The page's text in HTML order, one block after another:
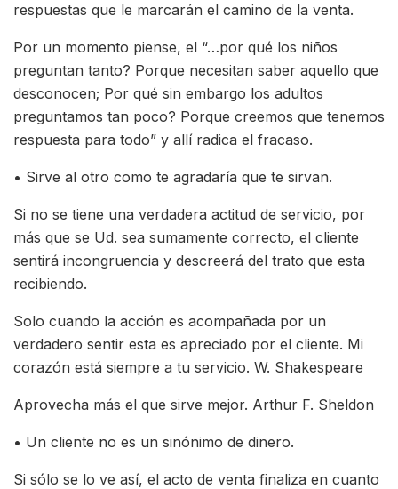
respuestas que le marcarán el camino de la venta.
Por un momento piense, el “…por qué los niños
preguntan tanto? Porque necesitan saber aquello que
desconocen; Por qué sin embargo los adultos
preguntamos tan poco? Porque creemos que tenemos
respuesta para todo” y allí radica el fracaso.
• Sirve al otro como te agradaría que te sirvan.
Si no se tiene una verdadera actitud de servicio, por
más que se Ud. sea sumamente correcto, el cliente
sentirá incongruencia y descreerá del trato que esta
recibiendo.
Solo cuando la acción es acompañada por un
verdadero sentir esta es apreciado por el cliente. Mi
corazón está siempre a tu servicio. W. Shakespeare
Aprovecha más el que sirve mejor. Arthur F. Sheldon
• Un cliente no es un sinónimo de dinero.
Si sólo se lo ve así, el acto de venta finaliza en cuanto